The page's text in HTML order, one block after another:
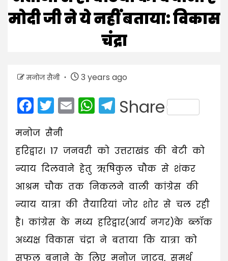
मोदी जी ने ये नहीं बताया: विकास
चंद्रा
मनोज सैनी 3 years ago
Facebook
Twitter
EmailWhatsApp
Telegram
Share
मनोज सैनी
हरिद्वार। 17 जनवरी को उत्तराखंड की बेटी को
न्याय दिलवाने हेतु ऋषिकुल चौक से शंकर
आश्रम चौक तक निकलने वाली कांग्रेस की
न्याय यात्रा की तैयारियां जोर शोर से चल रही
है। कांग्रेस के मध्य हरिद्वार(आर्य नगर)के ब्लॉक
अध्यक्ष विकास चंद्रा ने बताया कि यात्रा को
सफल बनाने के लिए मनोज जाटव, समर्थ